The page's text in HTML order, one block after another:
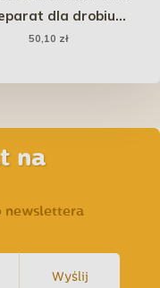
dla drobiu
wzrost piór
50,10 zł
na
newslettera
Wyślij